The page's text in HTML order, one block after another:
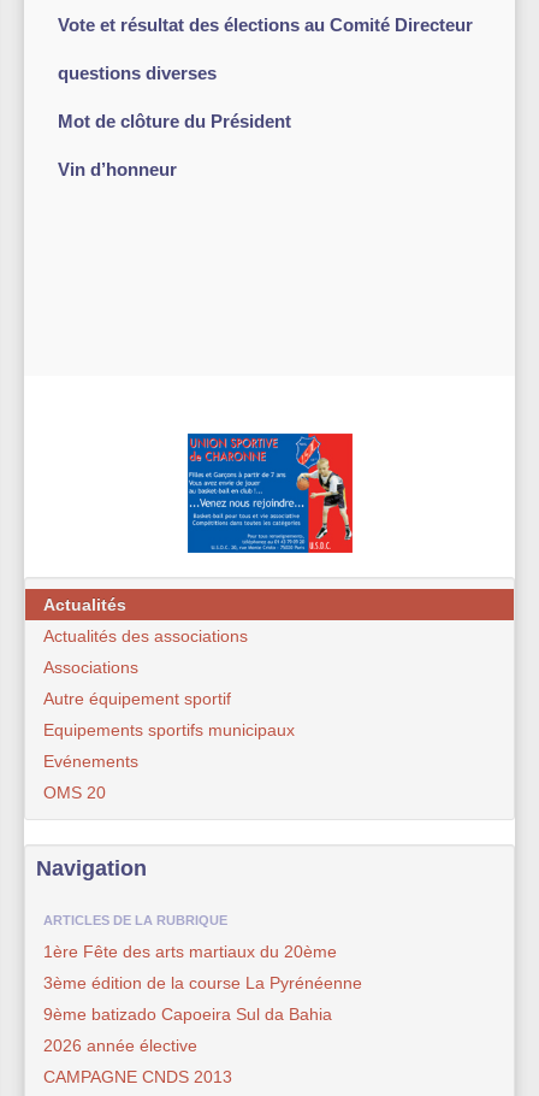
Vote et résultat des élections au Comité Directeur
questions diverses
Mot de clôture du Président
Vin d’honneur
Actualités
Actualités des associations
Associations
Autre équipement sportif
Equipements sportifs municipaux
Evénements
OMS 20
Navigation
ARTICLES DE LA RUBRIQUE
1ère Fête des arts martiaux du 20ème
3ème édition de la course La Pyrénéenne
9ème batizado Capoeira Sul da Bahia
2026 année élective
CAMPAGNE CNDS 2013